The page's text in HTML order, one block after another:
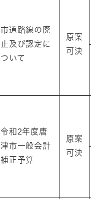
市道路線の廃
止及び認定に
ついて
原案
可決
令和2年度唐
津市一般会計
補正予算
原案
可決